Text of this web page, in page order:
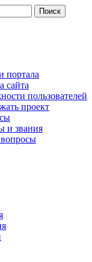
портала
сайта
пользователей
проект
и звания